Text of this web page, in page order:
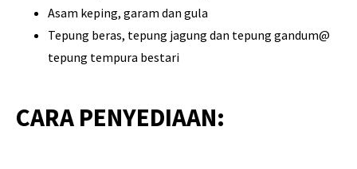
Asam keping, garam dan gula
Tepung beras, tepung jagung dan tepung gandum@
tepung tempura bestari
CARA PENYEDIAAN: